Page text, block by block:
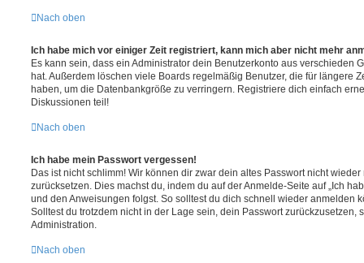
Nach oben
Ich habe mich vor einiger Zeit registriert, kann mich aber nicht mehr
Es kann sein, dass ein Administrator dein Benutzerkonto aus verschieden
hat. Außerdem löschen viele Boards regelmäßig Benutzer, die für längere
haben, um die Datenbankgröße zu verringern. Registriere dich einfach
Diskussionen teil!
Nach oben
Ich habe mein Passwort vergessen!
Das ist nicht schlimm! Wir können dir zwar dein altes Passwort nicht
zurücksetzen. Dies machst du, indem du auf der Anmelde-Seite auf „Ich
und den Anweisungen folgst. So solltest du dich schnell wieder anmelden
Solltest du trotzdem nicht in der Lage sein, dein Passwort zurückzusetzen,
Administration.
Nach oben